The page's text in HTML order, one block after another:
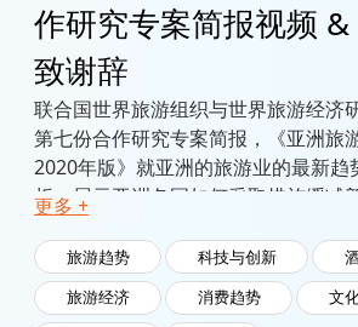
作研究专案简报视频 &
致谢辞
联合国世界旅游组织与世界旅游经济
第七份合作研究专案简报，《亚洲旅
2020年版》就亚洲的旅游业的最新趋
析，展示亚洲各国如何采取措施缓减
调旅游业和社区發展的重要性，指出
力。
更多 +
旅游趋势 科技与创新
旅游经济
消费趋势
文